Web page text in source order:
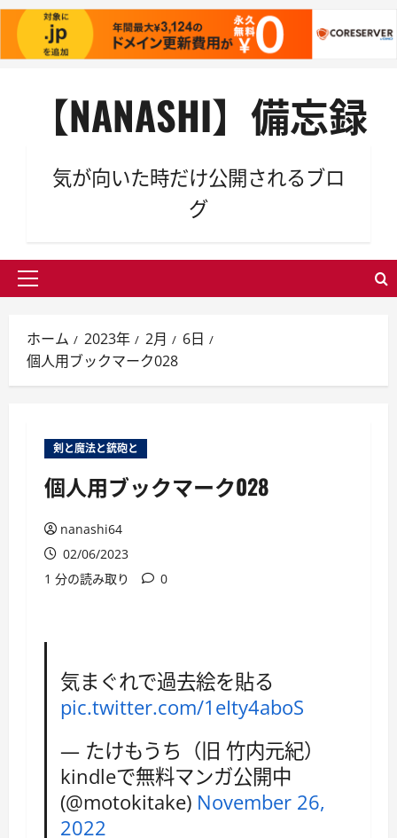
【NANASHI】備忘録
気が向いた時だけ公開されるブロ
グ
メ
ン
メ
ニ
ホーム 2023年 2月
6日
個人用ブックマーク028
剣と魔法と銃砲と
個人用ブックマーク028
nanashi64
02/06/2023
1 分の読み取り
0
気まぐれで過去絵を貼る
pic.twitter.com/1eIty4aboS
— たけもうち（旧 竹内元紀）
kindleで無料マンガ公開中
(@motokitake) November 26,
2022